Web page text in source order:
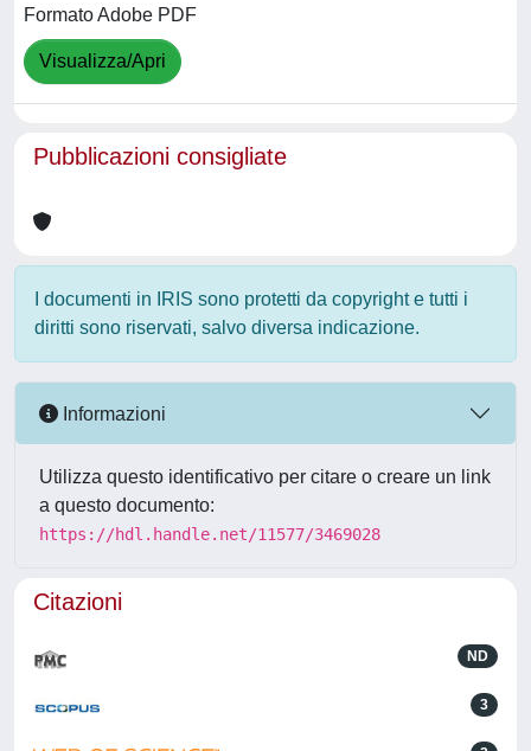
Formato Adobe PDF
Visualizza/Apri
Pubblicazioni consigliate
I documenti in IRIS sono protetti da copyright e tutti i
diritti sono riservati, salvo diversa indicazione.
Informazioni
Utilizza questo identificativo per citare o creare un link
a questo documento:
https://hdl.handle.net/11577/3469028
Citazioni
ND
3